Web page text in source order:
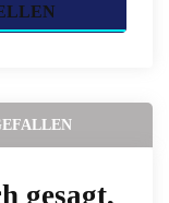
gesagt,